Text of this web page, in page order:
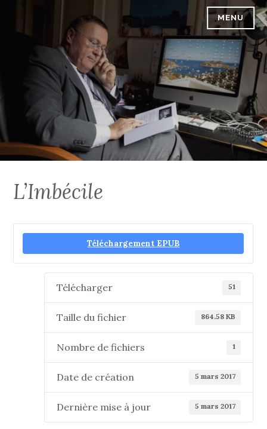
contenu
PASCAL VREBOS MENU
L’Imbécile
Téléchargement EPUB
Télécharger 51
Taille du fichier 864.58 KB
Nombre de fichiers 1
Date de création 5 mars 2017
Dernière mise à jour 5 mars 2017